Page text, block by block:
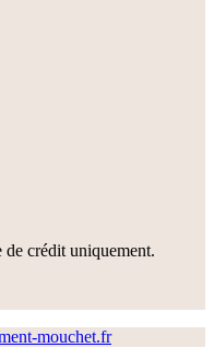
de crédit uniquement.
mouchet.fr